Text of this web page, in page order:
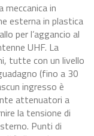
in
esterna in plastica
per l’aggancio al
UHF. La
tutte con un livello
(fino a 30
ingresso è
attenuatori a
la tensione di
Punti di